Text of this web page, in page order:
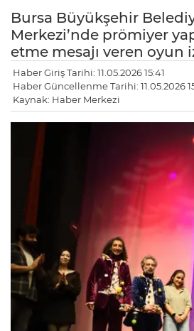
Bursa Büyükşehir
Merkezi’nde prömiyer
etme mesajı veren oyun
Haber Giriş Tarihi: 11.05.2026 15:41
Haber Güncellenme Tarihi: 11.05.2026
Kaynak: Haber Merkezi